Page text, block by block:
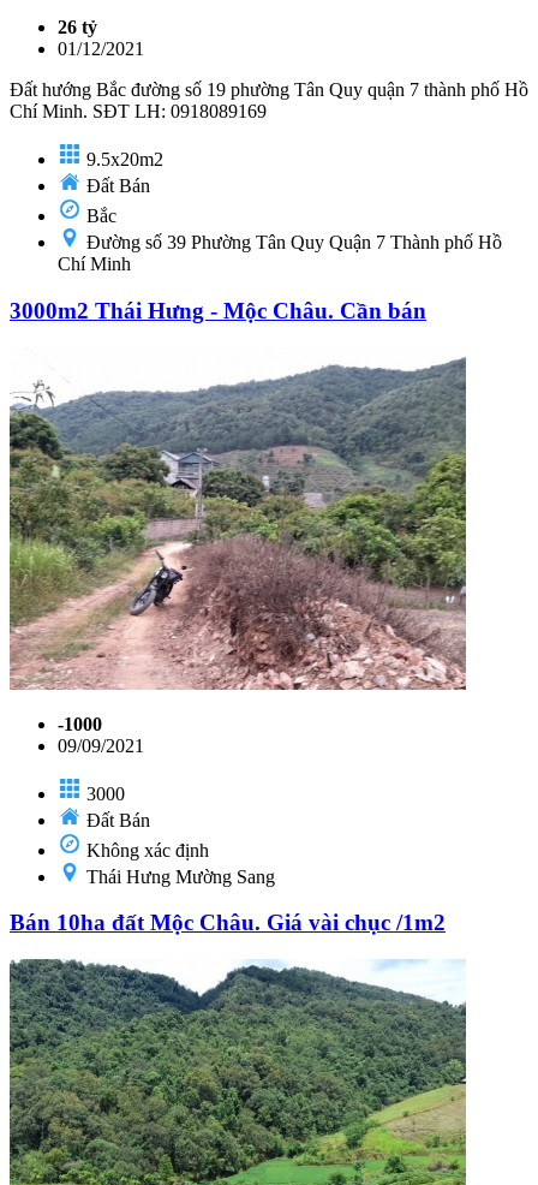
26 tỷ
01/12/2021
Đất hướng Bắc đường số 19 phường Tân Quy quận 7 thành phố Hồ
Chí Minh. SĐT LH: 0918089169
9.5x20m2
Đất Bán
Bắc
Đường số 39 Phường Tân Quy Quận 7 Thành phố Hồ
Chí Minh
3000m2 Thái Hưng - Mộc Châu. Cần bán
-1000
09/09/2021
3000
Đất Bán
Không xác định
Thái Hưng Mường Sang
Bán 10ha đất Mộc Châu. Giá vài chục /1m2